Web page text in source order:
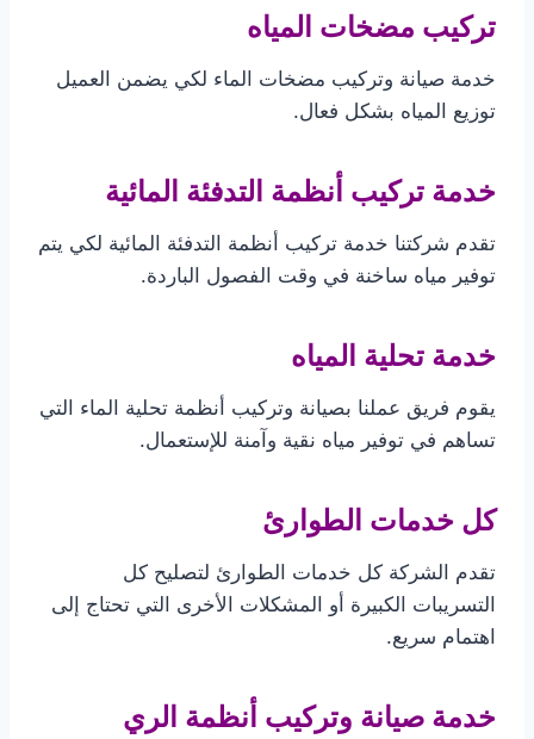
تركيب مضخات المياه
خدمة صيانة وتركيب مضخات الماء لكي يضمن العميل
توزيع المياه بشكل فعال.
خدمة تركيب أنظمة التدفئة المائية
تقدم شركتنا خدمة تركيب أنظمة التدفئة المائية لكي يتم
توفير مياه ساخنة في وقت الفصول الباردة.
خدمة تحلية المياه
يقوم فريق عملنا بصيانة وتركيب أنظمة تحلية الماء التي
تساهم في توفير مياه نقية وآمنة للإستعمال.
كل خدمات الطوارئ
تقدم الشركة كل خدمات الطوارئ لتصليح كل
التسريبات الكبيرة أو المشكلات الأخرى التي تحتاج إلى
اهتمام سريع.
خدمة صيانة وتركيب أنظمة الري